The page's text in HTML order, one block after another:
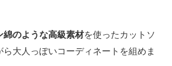
綿のような高級素材を使ったカットソ
大人っぽいコーディネートを組めま